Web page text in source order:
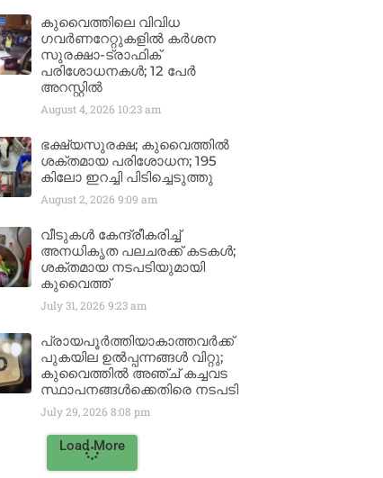
കുവൈത്തിലെ വിവിധ
ഗവർണറേറ്റുകളിൽ കർശന
സുരക്ഷാ-ട്രാഫിക്
പരിശോധനകൾ; 12 പേർ
അറസ്റ്റിൽ
August 4, 2026 10:23 am
ഭക്ഷ്യസുരക്ഷ; കുവൈത്തിൽ
ശക്തമായ പരിശോധന; 195
കിലോ ഇറച്ചി പിടിച്ചെടുത്തു
August 2, 2026 9:09 am
വീടുകൾ കേന്ദ്രീകരിച്ച്
അനധികൃത പലചരക്ക് കടകൾ;
ശക്തമായ നടപടിയുമായി
കുവൈത്ത്
July 31, 2026 9:23 am
പ്രായപൂർത്തിയാകാത്തവർക്ക്
പുകയില ഉൽപ്പന്നങ്ങൾ വിറ്റു;
കുവൈത്തിൽ അഞ്ച് കച്ചവട
സ്ഥാപനങ്ങൾക്കെതിരെ നടപടി
July 29, 2026 8:08 pm
Load More